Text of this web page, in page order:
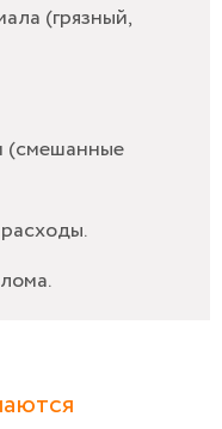
(грязный,
(смешанные